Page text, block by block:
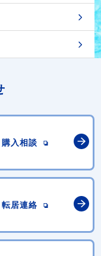
購入相談
転居連絡